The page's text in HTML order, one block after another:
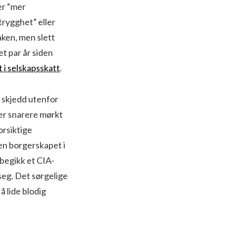
“mer
eller
men slett
par år siden
i selskapsskatt.
skjedd utenfor
snarere mørkt
borgerskapet i
et CIA-
Det sørgelige
lide blodig